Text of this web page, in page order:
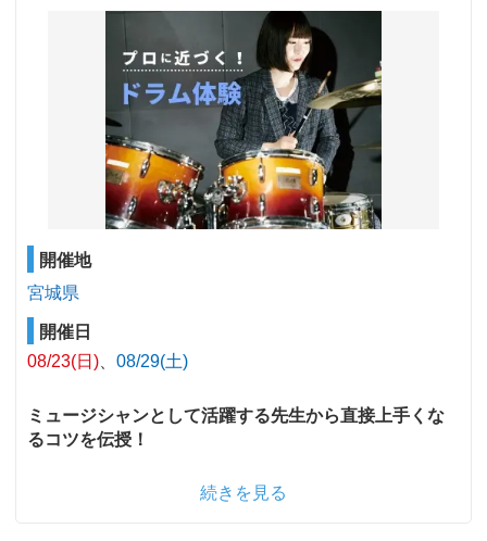
開催地
宮城県
開催日
08/23(日)
08/29(土)
ミュージシャンとして活躍する先生から直接上手くな
るコツを伝授！
続きを見る